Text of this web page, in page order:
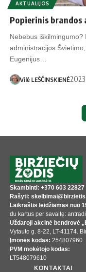
AKTUALIJOS
Popierinis brandos
Nebebus
administracijos
Eugenijus…
Vilė LEŠČINSKIENĖ
Skambinti: +370 603 22827
Rašyti:
Laikraštis leidžiamas nuo
du kartus per savaitę:
Uždaroji akcinė bendrovė
Vytauto g. 8-22, LT-41174.
Įmonės kodas: 254807960
PVM mokėtojo kodas:
LT548079610
KONTAKTAI